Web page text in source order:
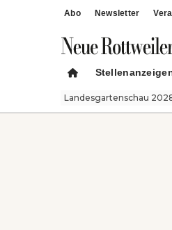
Abo Newsletter
Landesgartenschau